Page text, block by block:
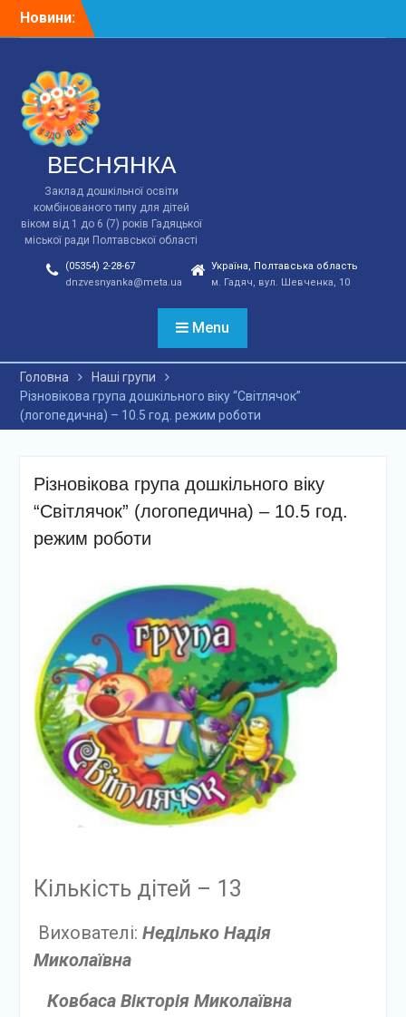
Новини:
заходів у зв*язку з 90-ми
виховатилем Зощук І.М.
було проведена година.
ВЕСНЯНКА
Заклад дошкільної освіти
комбінованого типу для дітей
віком від 1 до 6 (7) років Гадяцької
міської ради Полтавської області
(05354) 2-28-67
dnzvesnyanka@meta.ua
Україна, Полтавська область
м. Гадяч, вул. Шевченка, 10
Menu
Головна
Наші групи
Різновікова група дошкільного віку “Світлячок”
(логопедична) – 10.5 год. режим роботи
Різновікова група дошкільного віку
“Світлячок” (логопедична) – 10.5 год.
режим роботи
Кількість дітей – 13
Вихователі: Неділько Надія
Миколаївна
Ковбаса Вікторія Миколаївна